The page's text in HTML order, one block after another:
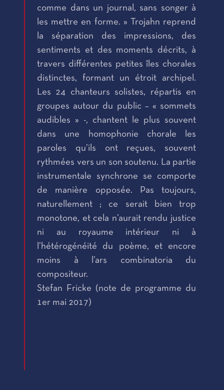
comme dans un journal, sans songer à
les mettre en forme. » Trojahn reprend
la séparation des impressions, des
sentiments et des moments décrits, à
travers différentes petites îles chorales
distinctes, formant un étroit archipel.
Les 24 chanteurs solistes, répartis en
groupes autour du public – « sommets
audibles » -, chantent le plus souvent
dans une homophonie chorale les
paroles qu’ils ont reçues, souvent
rythmées vers un son soutenu. La partie
instrumentale synchrone se comporte
de manière opposée. Pas toujours,
naturellement ; ce serait bien trop
monotone, et cela n’aurait rendu justice
ni au royaume intérieur ni à
l’hétérogénéité du poème, et encore
moins à l’ars combinatoria du
compositeur.
Stefan Fricke (note de programme du
1er mai 2017)